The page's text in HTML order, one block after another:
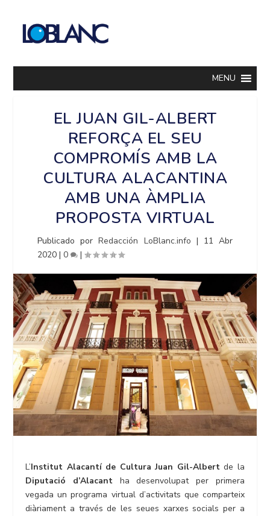
MENU
EL JUAN GIL-ALBERT
REFORÇA EL SEU
COMPROMÍS AMB LA
CULTURA ALACANTINA
AMB UNA ÀMPLIA
PROPOSTA VIRTUAL
Publicado porRedacción LoBlanc.info | 11 Abr
2020 |0 |
L’Institut Alacantí de Cultura Juan Gil-Albertde la
Diputació d’Alacant ha desenvolupat per primera
vegada un programa virtual d’activitats que comparteix
diàriament a través de les seues xarxes socials per a